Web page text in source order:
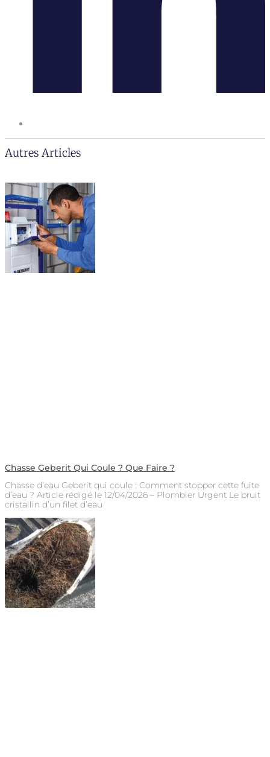
Autres Articles
Chasse Geberit Qui Coule ? Que Faire ?
Chasse d’eau Geberit qui coule : Comment stopper cette fuite
d’eau ? Article rédigé le 12/04/2026 – Plombier Urgent Le bruit
cristallin d’un filet d’eau